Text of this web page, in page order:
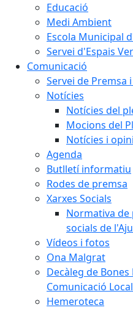
Educació
Medi Ambient
Escola Municipal
Servei d'Espais
Comunicació
Servei de Premsa
Notícies
Notícies del
Mocions del
Notícies i
Agenda
Butlletí informatiu
Rodes de premsa
Xarxes Socials
Normativa de
socials de
Vídeos i fotos
Ona Malgrat
Decàleg de
Comunicació
Hemeroteca